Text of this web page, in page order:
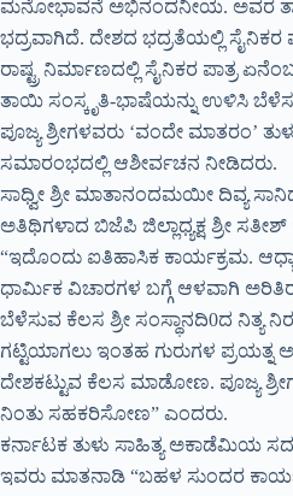
ಮನೋಭಾವನೆ ಅಭಿನಂದನೀಯ. ಅವರ
ಭದ್ರವಾಗಿದೆ. ದೇಶದ ಭದ್ರತೆಯಲ್ಲಿ ಸೈನಿಕರ
ರಾಷ್ಟ್ರ ನಿರ್ಮಾಣದಲ್ಲಿ ಸೈನಿಕರ ಪಾತ್ರ
ತಾಯಿ ಸಂಸ್ಕೃತಿ-ಭಾಷೆಯನ್ನು ಉಳಿಸಿ
ಪೂಜ್ಯ ಶ್ರೀಗಳವರು ‘ವಂದೇ ಮಾತರಂ’
ಸಮಾರಂಭದಲ್ಲಿ ಆಶೀರ್ವಚನ ನೀಡಿದರು.
ಸಾಧ್ವೀ ಶ್ರೀ ಮಾತಾನಂದಮಯೀ ದಿವ್ಯ
ಅತಿಥಿಗಳಾದ ಬಿಜೆಪಿ ಜಿಲ್ಲಾಧ್ಯಕ್ಷ ಶ್ರೀ
“ಇದೊಂದು ಐತಿಹಾಸಿಕ ಕಾರ್ಯಕ್ರಮ.
ಧಾರ್ಮಿಕ ವಿಚಾರಗಳ ಬಗ್ಗೆ ಆಳವಾಗಿ
ಬೆಳೆಸುವ ಕೆಲಸ ಶ್ರೀ ಸಂಸ್ಥಾನದಿ0ದ ನಿತ್ಯ
ಗಟ್ಟಿಯಾಗಲು ಇಂತಹ ಗುರುಗಳ ಪ್ರಯತ್ನ
ದೇಶಕಟ್ಟುವ ಕೆಲಸ ಮಾಡೋಣ. ಪೂಜ್ಯ
ನಿಂತು ಸಹಕರಿಸೋಣ” ಎಂದರು.
ಕರ್ನಾಟಕ ತುಳು ಸಾಹಿತ್ಯ ಅಕಾಡೆಮಿಯ ಸದಸ್ಯ
ಇವರು ಮಾತನಾಡಿ “ಬಹಳ ಸುಂದರ